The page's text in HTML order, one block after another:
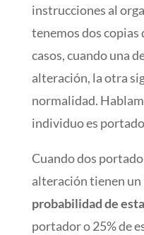
instrucciones al
tenemos dos copias
casos, cuando una
alteración, la otra
normalidad.
individuo es
Cuando dos
alteración tienen un
probabilidad de
portador o 25% de